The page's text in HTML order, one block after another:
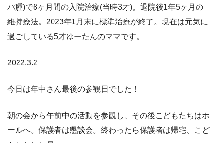
パ腫)で8ヶ月間の入院治療(当時3才)。退院後1年5ヶ月の
維持療法。2023年1月末に標準治療が終了。現在は元気に
過ごしている5才ゆーたんのママです。
2022.3.2
今日は年中さん最後の参観日でした！
朝の会から午前中の活動を参観し、その後こどもたちはホ
ールへ。保護者は懇談会。終わったら保護者は帰宅、こど